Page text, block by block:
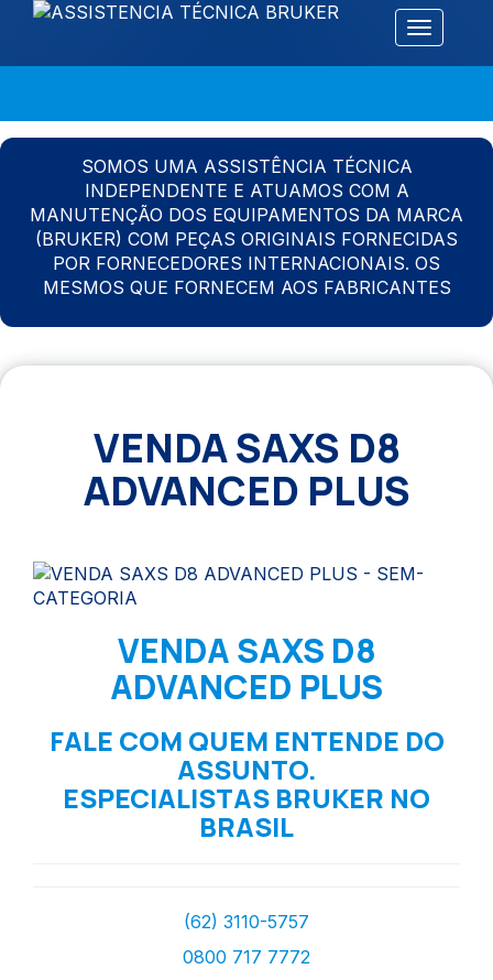
Alternar
SOMOS UMA ASSISTÊNCIA TÉCNICA
INDEPENDENTE E ATUAMOS COM A
MANUTENÇÃO DOS EQUIPAMENTOS DA MARCA
(BRUKER) COM PEÇAS ORIGINAIS FORNECIDAS
POR FORNECEDORES INTERNACIONAIS. OS
MESMOS QUE FORNECEM AOS FABRICANTES
VENDA SAXS D8
ADVANCED PLUS
VENDA SAXS D8
ADVANCED PLUS
FALE COM QUEM ENTENDE DO
ASSUNTO.
ESPECIALISTAS BRUKER NO
BRASIL
(62) 3110-5757
0800 717 7772